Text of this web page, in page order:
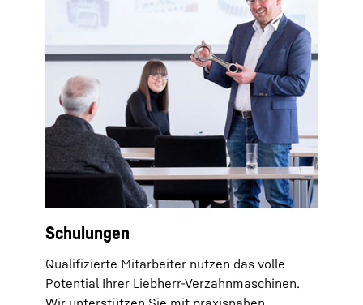
Schulungen
Qualifizierte Mitarbeiter nutzen das volle
Potential Ihrer Liebherr-Verzahnmaschinen.